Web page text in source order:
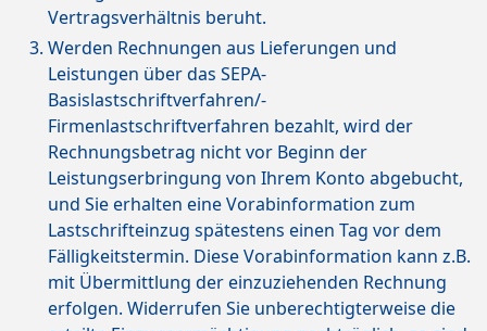
Vertragsverhältnis beruht.
Werden Rechnungen aus Lieferungen und
Leistungen über das SEPA-
Basislastschriftverfahren/-
Firmenlastschriftverfahren bezahlt, wird der
Rechnungsbetrag nicht vor Beginn der
Leistungserbringung von Ihrem Konto abgebucht,
und Sie erhalten eine Vorabinformation zum
Lastschrifteinzug spätestens einen Tag vor dem
Fälligkeitstermin. Diese Vorabinformation kann z.B.
mit Übermittlung der einzuziehenden Rechnung
erfolgen. Widerrufen Sie unberechtigterweise die